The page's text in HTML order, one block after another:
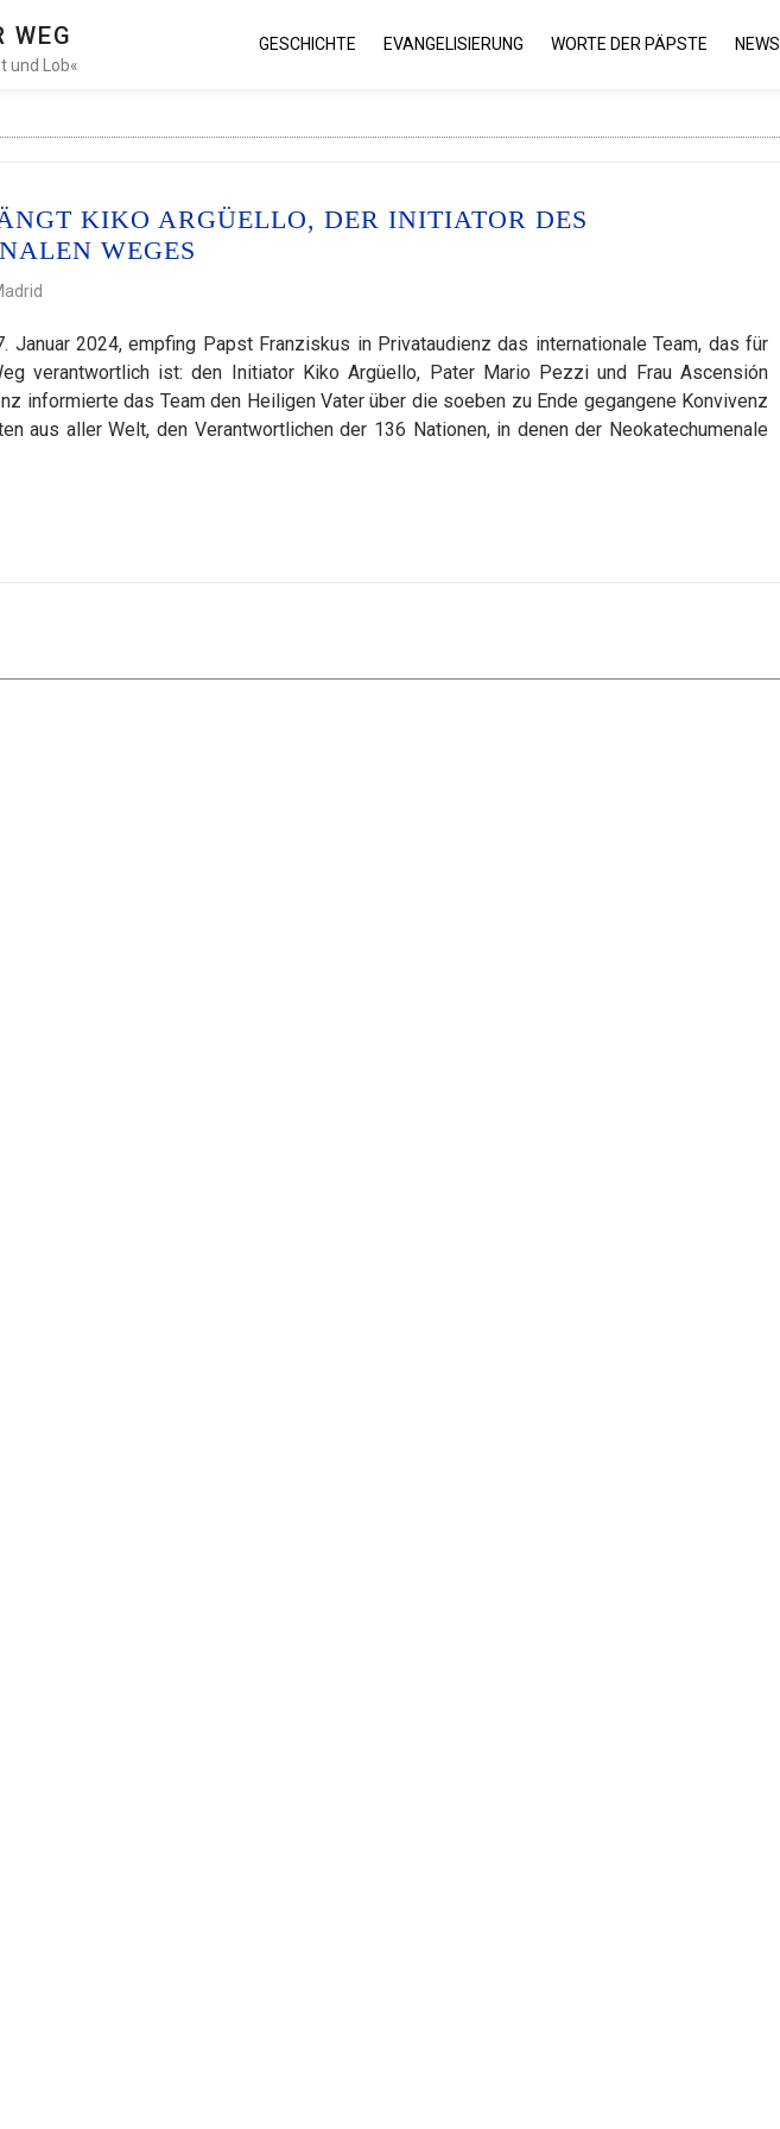
WEG
und Lob«
GESCHICHTE EVANGELISIERUNG WORTE DER PÄPSTE NEWS
KIKO ARGÜELLO, DER INITIATOR DES
WEGES
Januar 2024, empfing Papst Franziskus in Privataudienz das internationale Team, das für
verantwortlich ist: den Initiator Kiko Argüello, Pater Mario Pezzi und Frau Ascensión
informierte das Team den Heiligen Vater über die soeben zu Ende gegangene Konvivenz
aus aller Welt, den Verantwortlichen der 136 Nationen, in denen der Neokatechumenale